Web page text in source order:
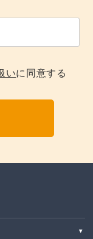
いに同意する
▾